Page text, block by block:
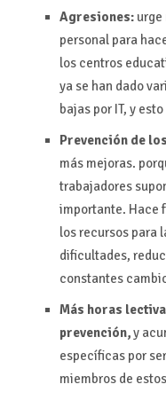
Agresiones:urge
personal para
los centros
ya se han dado
bajas por IT, y
Prevención de
más mejoras.
trabajadores
importante. Hace
los recursos para
dificultades,
constantes
Más horas
prevención,y
específicas por
miembros de